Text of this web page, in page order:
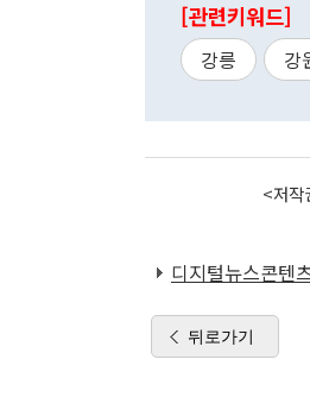
[관련키워드]
강릉 강
<저작
디지털뉴스콘텐
뒤로가기